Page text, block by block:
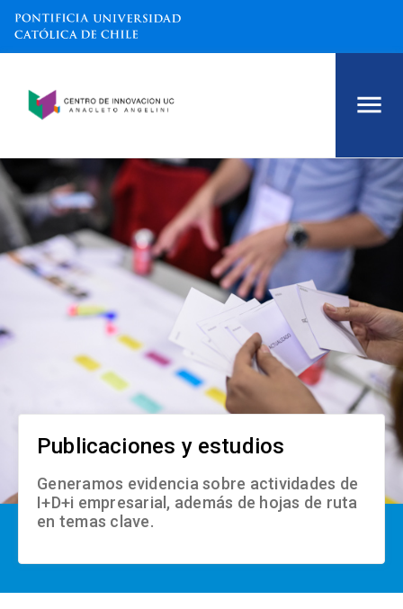
Publicaciones y estudios
Generamos evidencia sobre actividades de
I+D+i empresarial, además de hojas de ruta
en temas clave.